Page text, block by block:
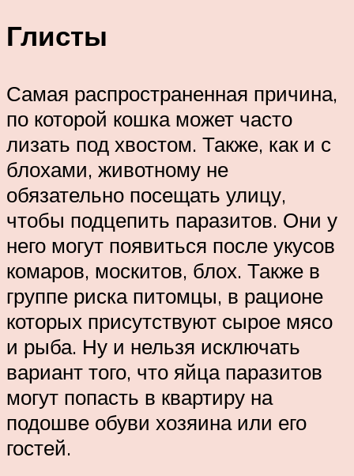
Глисты
Самая распространенная причина,
по которой кошка может часто
лизать под хвостом. Также, как и с
блохами, животному не
обязательно посещать улицу,
чтобы подцепить паразитов. Они у
него могут появиться после укусов
комаров, москитов, блох. Также в
группе риска питомцы, в рационе
которых присутствуют сырое мясо
и рыба. Ну и нельзя исключать
вариант того, что яйца паразитов
могут попасть в квартиру на
подошве обуви хозяина или его
гостей.